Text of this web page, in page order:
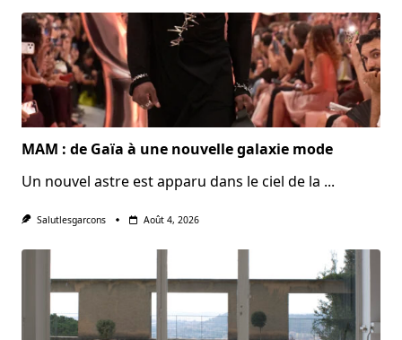
MAM : de Gaïa à une nouvelle galaxie mode
Un nouvel astre est apparu dans le ciel de la ...
Salutlesgarcons Août 4, 2026